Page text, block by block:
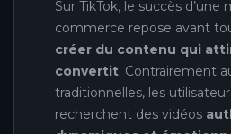
Sur TikTok, le succès d’une
commerce repose avant
créer du contenu qui
convertit. Contrairement
traditionnelles, les
recherchent des vidéos